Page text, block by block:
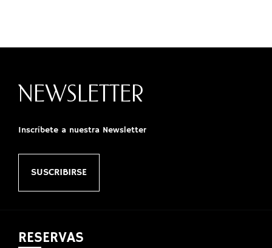
NEWSLETTER
Inscríbete a nuestra Newsletter
SUSCRIBIRSE
RESERVAS